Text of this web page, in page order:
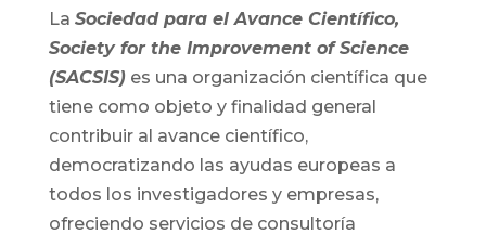
La Sociedad para el Avance Científico,
Society for the Improvement of Science
(SACSIS)es una organización científica que
tiene como objeto y finalidad general
contribuir al avance científico,
democratizando las ayudas europeas a
todos los investigadores y empresas,
ofreciendo servicios de consultoría